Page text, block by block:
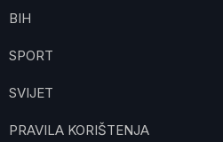
BIH
SPORT
SVIJET
PRAVILA KORIŠTENJA